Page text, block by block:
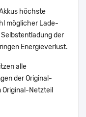
höchste
möglicher Lade-
der
Energieverlust.
alle
der Original-
Netzteil